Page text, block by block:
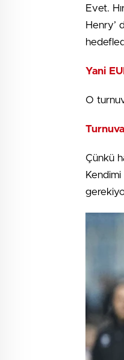
Evet.
Henry’
Yani
O
Çünkü
Kendimi